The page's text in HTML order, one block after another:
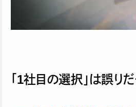
「1社目の選択」は誤り